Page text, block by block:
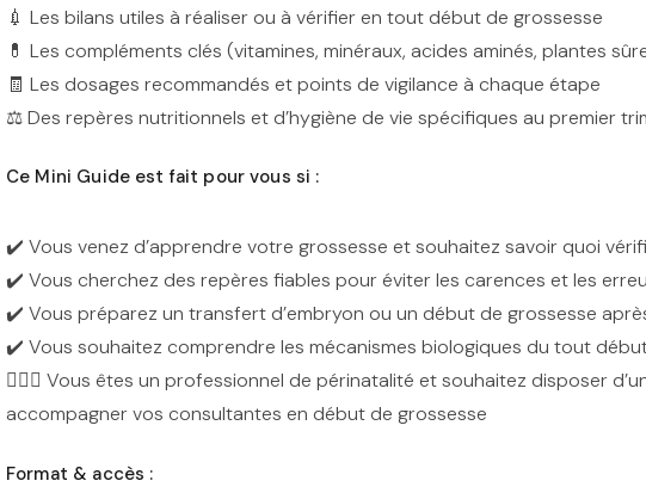
💉 Les bilans utiles à réaliser ou à vérifier en tout début de grossesse
💊 Les compléments clés (vitamines, minéraux, acides aminés, plantes
🧾 Les dosages recommandés et points de vigilance à chaque étape
⚖️ Des repères nutritionnels et d’hygiène de vie spécifiques au premier
Ce Mini Guide est fait pour vous si :
✔️ Vous venez d’apprendre votre grossesse et souhaitez savoir quoi
✔️ Vous cherchez des repères fiables pour éviter les carences et les
✔️ Vous préparez un transfert d’embryon ou un début de grossesse
✔️ Vous souhaitez comprendre les mécanismes biologiques du tout
👩🏻‍⚕️ Vous êtes un professionnel de périnatalité et souhaitez disposer
accompagner vos consultantes en début de grossesse
Format & accès :